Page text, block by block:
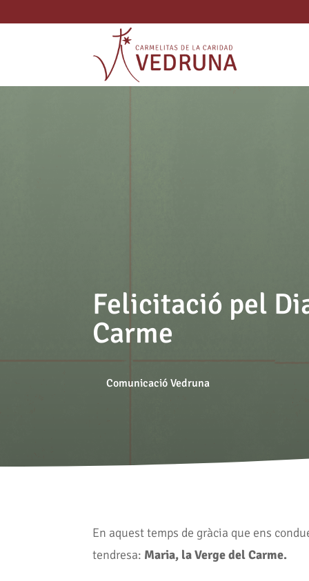
Felicitació pel
Carme
Comunicació Vedruna
En aquest temps de gràcia que ens
tendresa: Maria, la Verge del Carme.